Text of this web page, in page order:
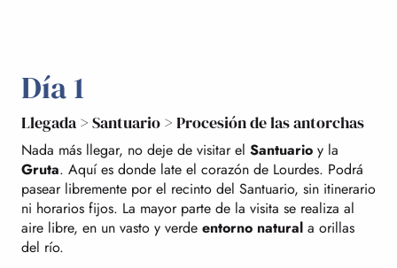
Día 1
Llegada > Santuario > Procesión de las antorchas
Nada más llegar, no deje de visitar el Santuario y la
Gruta. Aquí es donde late el corazón de Lourdes. Podrá
pasear libremente por el recinto del Santuario, sin itinerario
ni horarios fijos. La mayor parte de la visita se realiza al
aire libre, en un vasto y verde entorno natural a orillas
del río.